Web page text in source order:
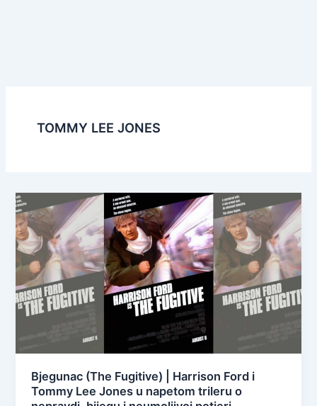
TOMMY LEE JONES
Bjegunac (The Fugitive) | Harrison Ford i
Tommy Lee Jones u napetom trileru o